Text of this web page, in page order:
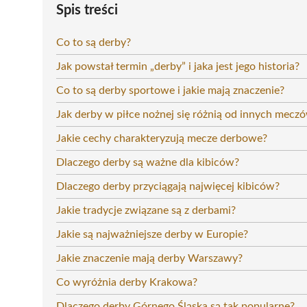
Spis treści
Co to są derby?
Jak powstał termin „derby” i jaka jest jego historia?
Co to są derby sportowe i jakie mają znaczenie?
Jak derby w piłce nożnej się różnią od innych
Jakie cechy charakteryzują mecze derbowe?
Dlaczego derby są ważne dla kibiców?
Dlaczego derby przyciągają najwięcej kibiców?
Jakie tradycje związane są z derbami?
Jakie są najważniejsze derby w Europie?
Jakie znaczenie mają derby Warszawy?
Co wyróżnia derby Krakowa?